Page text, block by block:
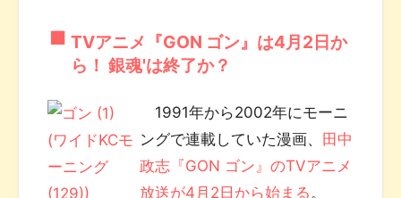
TVアニメ『GON ゴン』は4月2日か
ら！ 銀魂'は終了か？
1991年から2002年にモーニ
ングで連載していた漫画、 田中
政志『GON ゴン』のTVアニメ
放送が4月2日から始まる 。